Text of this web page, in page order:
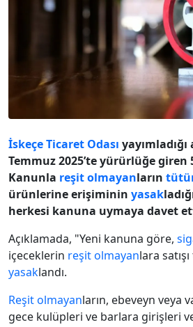
İskeçe Ticaret Odası
Temmuz 2025’te yürürlüğe giren
Kanunla reşit olmayanların
ürünlerine erişiminin yasak
herkesi kanuna uymaya davet
Açıklamada, "Yeni kanuna göre,
içeceklerin reşit olmayanlara
yasaklandı.
Reşit olmayanların, ebeveyn veya
gece kulüpleri ve barlara girişleri